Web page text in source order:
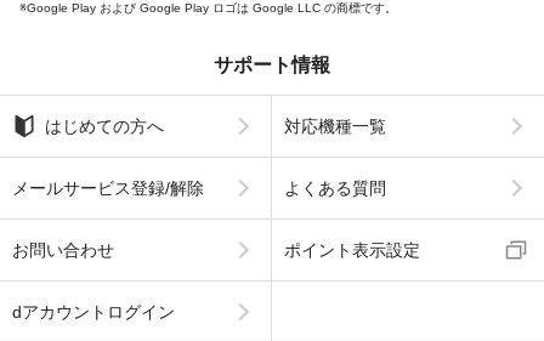
Google Play および Google Play ロゴは Google LLC の商標です。
サポート情報
はじめての方へ 対応機種一覧
メールサービス登録/解除 よくある質問
お問い合わせ ポイント表示設定
dアカウントログイン